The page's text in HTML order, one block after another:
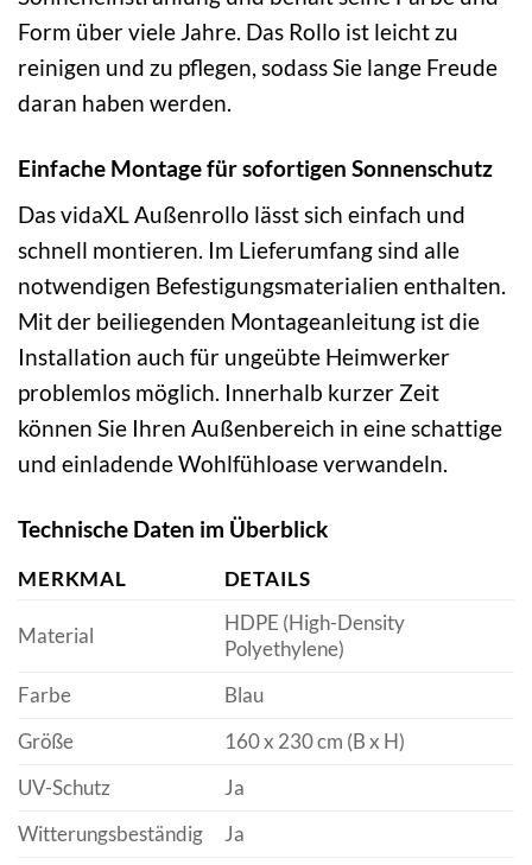
Form über viele Jahre. Das Rollo ist leicht zu
reinigen und zu pflegen, sodass Sie lange Freude
daran haben werden.
Einfache Montage für sofortigen Sonnenschutz
Das vidaXL Außenrollo lässt sich einfach und
schnell montieren. Im Lieferumfang sind alle
notwendigen Befestigungsmaterialien enthalten.
Mit der beiliegenden Montageanleitung ist die
Installation auch für ungeübte Heimwerker
problemlos möglich. Innerhalb kurzer Zeit
können Sie Ihren Außenbereich in eine schattige
und einladende Wohlfühloase verwandeln.
Technische Daten im Überblick
MERKMAL DETAILS
Material
HDPE (High-Density
Polyethylene)
Farbe
Blau
Größe
160 x 230 cm (B x H)
UV-Schutz
Ja
Witterungsbeständig
Ja